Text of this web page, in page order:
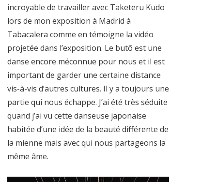
incroyable de travailler avec Taketeru Kudo
lors de mon exposition à Madrid à
Tabacalera comme en témoigne la vidéo
projetée dans l’exposition. Le butō est une
danse encore méconnue pour nous et il est
important de garder une certaine distance
vis-à-vis d’autres cultures. Il y a toujours une
partie qui nous échappe. J’ai été très séduite
quand j’ai vu cette danseuse japonaise
habitée d’une idée de la beauté différente de
la mienne mais avec qui nous partageons la
même âme.